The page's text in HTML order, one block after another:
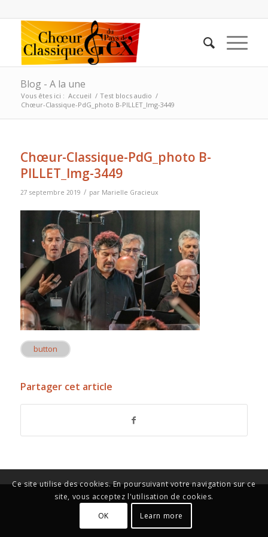
Blog - A la une
Vous êtes ici : Accueil / Test blocs audio /
Chœur-Classique-PdG_photo B-PILLET_Img-3449
Chœur-Classique-PdG_photo B-
PILLET_Img-3449
27 septembre 2019 / par Marielle Gracieux
button
Partager cet article
Ce site utilise des cookies. En poursuivant votre navigation sur ce
site, vous acceptez l'utilisation de cookies.
OK
Learn more